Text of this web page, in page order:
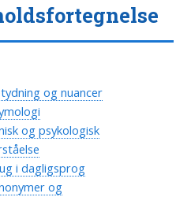
og nuancer
og psykologisk
i dagligsprog
og